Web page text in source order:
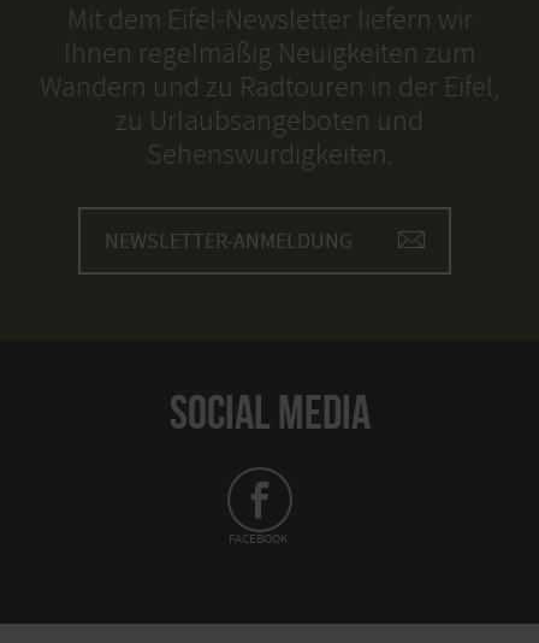
Mit dem Eifel-Newsletter liefern wir
Ihnen regelmäßig Neuigkeiten zum
Wandern und zu Radtouren in der Eifel,
zu Urlaubsangeboten und
Sehenswürdigkeiten.
NEWSLETTER-ANMELDUNG
SOCIAL MEDIA
FACEBOOK